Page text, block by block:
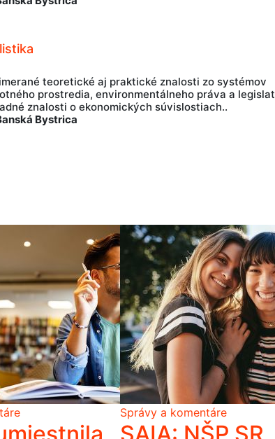
teoretické aj praktické znalosti zo systémov
prostredia, environmentálneho práva a
znalosti o ekonomických súvislostiach..
Bystrica
Správy a komentáre